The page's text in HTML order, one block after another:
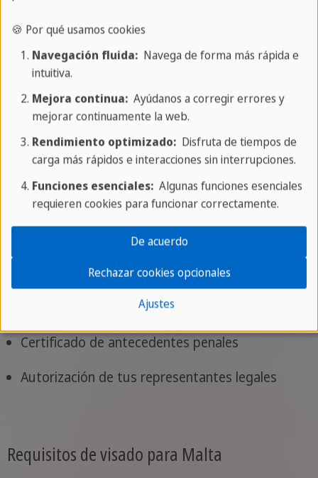
Requisitos de visado para Málaga
Carta de aceptación de Sprachcaffe
Formulario de solicitud de visa nacional
Fotografía y copia de un pasaporte válido
Prueba de medios económicos para cubrir tu
estancia
Pago de la tarifa de visa
Certificado médico
Seguro de salud
Prueba de residencia en el distrito consular
Certificado de antecedentes penales
Autorización de tus representantes legales
Requisitos de visado para Malta
🍪 Por qué usamos cookies
Navegación fluida:Navega de forma más rápida e
intuitiva.
Mejora continua:Ayúdanos a corregir errores y
mejorar continuamente la web.
Rendimiento optimizado:Disfruta de tiempos de
carga más rápidos e interacciones sin interrupciones.
Funciones esenciales:Algunas funciones esenciales
requieren cookies para funcionar correctamente.
Ajustes
Rechazar cookies opcionales
De acuerdo